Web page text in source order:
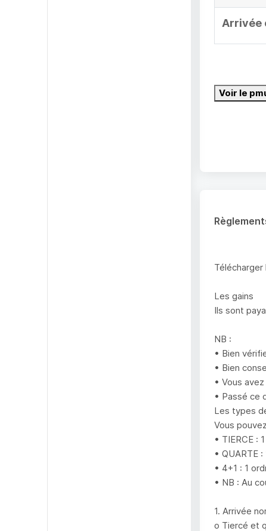
Arrivée
Voir le
Les gains
Ils sont
NB :
• Bien
• Bien
• Vous
• Passé ce
Les types
Vous
• TIERCE :
• QUARTE
• 4+1 : 1
• NB : Au
1. Arrivée
o Tiercé et